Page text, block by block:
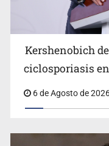
Kershenobich
ciclosporiasis
6 de Agosto de